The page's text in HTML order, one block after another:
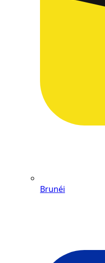
Brunéi